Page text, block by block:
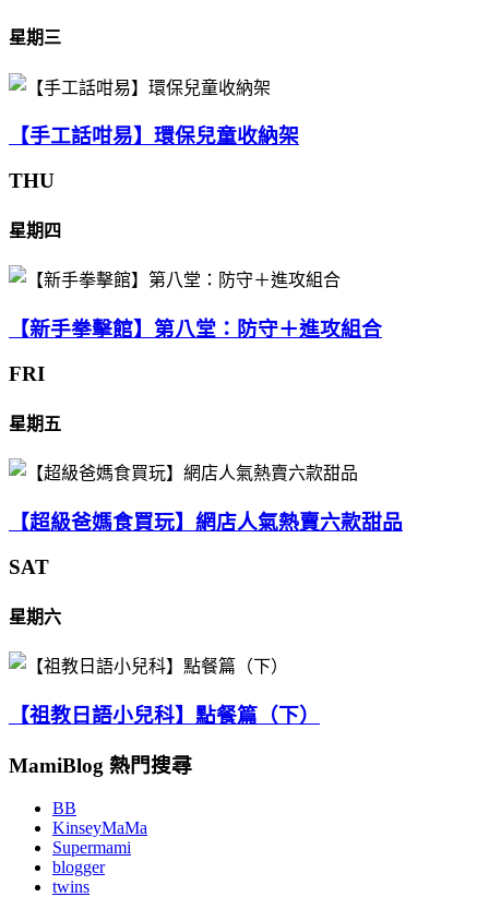
星期三
【手工話咁易】環保兒童收納架
THU
星期四
【新手拳擊館】第八堂：防守＋進攻組合
FRI
星期五
【超級爸媽食買玩】網店人氣熱賣六款甜品
SAT
星期六
【祖教日語小兒科】點餐篇（下）
MamiBlog 熱門搜尋
BB
KinseyMaMa
Supermami
blogger
twins